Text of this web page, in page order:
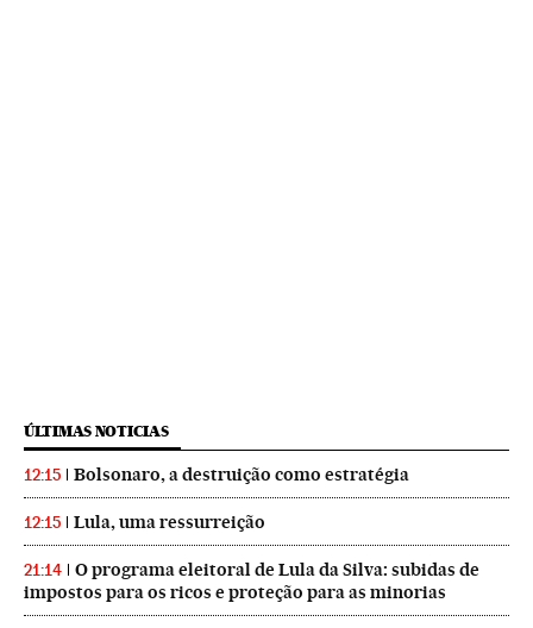
ÚLTIMAS NOTICIAS
12:15 Bolsonaro, a destruição como estratégia
12:15 Lula, uma ressurreição
21:14
O programa eleitoral de Lula da Silva: subidas de
impostos para os ricos e proteção para as minorias